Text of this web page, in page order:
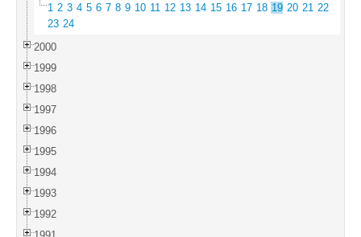
1 2 3 4 5 6 7 8 9 10 11 12 13 14 15 16 17 18 19 20 21 22
23 24
2000
1999
1998
1997
1996
1995
1994
1993
1992